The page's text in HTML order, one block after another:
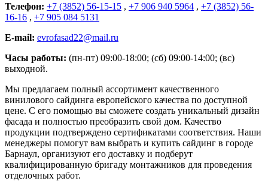
Телефон: +7 (3852) 56-15-15 , +7 906 940 5964 , +7 (3852) 56-
16-16 , +7 905 084 5131
E-mail: evrofasad22@mail.ru
Часы работы: (пн-пт) 09:00-18:00; (сб) 09:00-14:00; (вс)
выходной.
Мы предлагаем полный ассортимент качественного
винилового сайдинга европейского качества по доступной
цене. С его помощью вы сможете создать уникальный дизайн
фасада и полностью преобразить свой дом. Качество
продукции подтверждено сертификатами соответствия. Наши
менеджеры помогут вам выбрать и купить сайдинг в городе
Барнаул, организуют его доставку и подберут
квалифицированную бригаду монтажников для проведения
отделочных работ.